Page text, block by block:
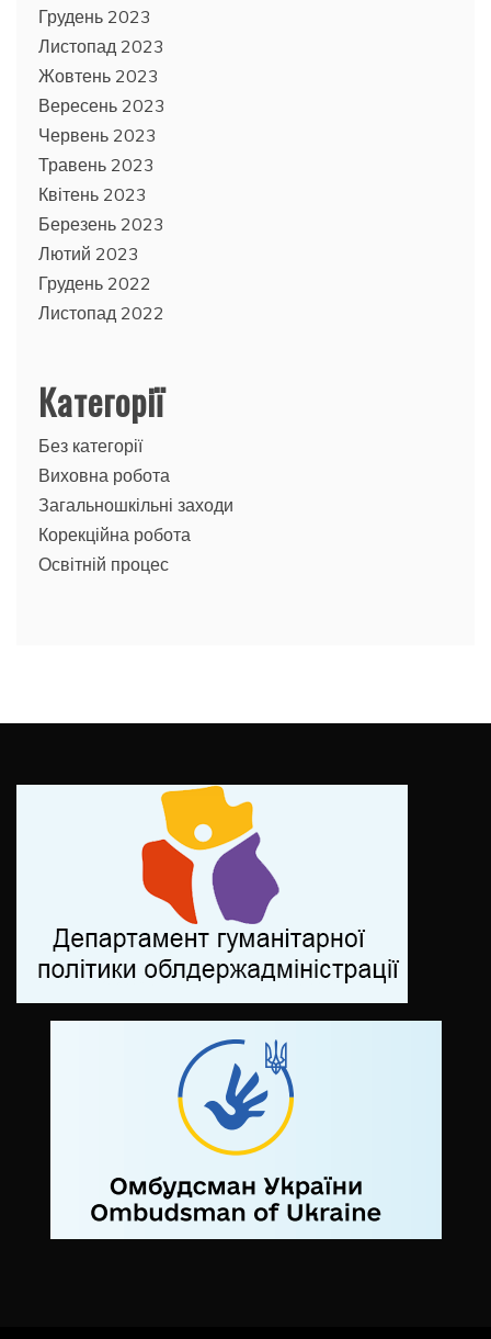
Грудень 2023
Листопад 2023
Жовтень 2023
Вересень 2023
Червень 2023
Травень 2023
Квітень 2023
Березень 2023
Лютий 2023
Грудень 2022
Листопад 2022
Категорії
Без категорії
Виховна робота
Загальношкільні заходи
Корекційна робота
Освітній процес